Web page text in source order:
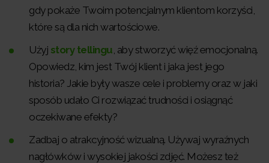
gdy pokaże Twoim potencjalnym klientom korzyści,
które są dla nich wartościowe.
Użyj story tellingu , aby stworzyć więź emocjonalną.
Opowiedz, kim jest Twój klient i jaka jest jego
historia? Jakie były wasze cele i problemy oraz w jaki
sposób udało Ci rozwiązać trudności i osiągnąć
oczekiwane efekty?
Zadbaj o atrakcyjność wizualną. Używaj wyraźnych
nagłówków i wysokiej jakości zdjęć. Możesz też